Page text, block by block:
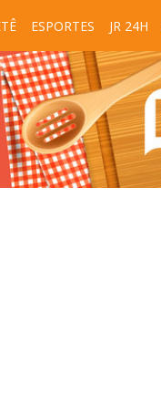
ESPORTES JR 24H